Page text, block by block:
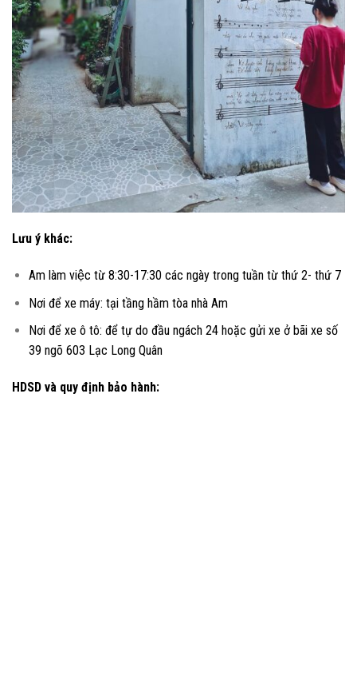
Lưu ý khác:
Am làm việc từ 8:30-17:30 các ngày trong tuần từ thứ 2- thứ 7
Nơi để xe máy: tại tầng hầm tòa nhà Am
Nơi để xe ô tô: để tự do đầu ngách 24 hoặc gửi xe ở bãi xe số
39 ngõ 603 Lạc Long Quân
HDSD và quy định bảo hành: